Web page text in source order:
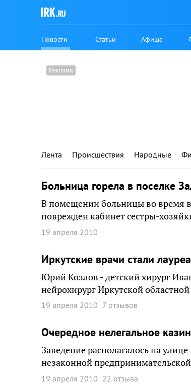
Новости Статьи Афиша
Лента Происшествия Народные
Больница горела в поселке
В помещении больницы во время
поврежден кабинет сестры-
19 апреля 2010
Иркутские врачи стали
Юрий Козлов - детский хирург
нейрохирург Иркутской
19 апреля 2010 7 отзывов
Очередное нелегальное
Заведение располагалось на
незаконной
19 апреля 2010 22 отзыва